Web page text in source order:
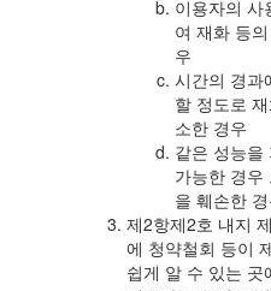
이용자의 사
여 재화 등
우
시간의 경과
할 정도로
소한 경우
같은 성능을
가능한 경우
을 훼손한
제2항제2호 내지
에 청약철회 등이
쉽게 알 수 있는 곳